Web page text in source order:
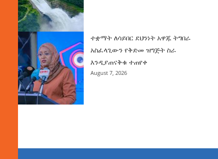
ተቋማት ለሳይበር ደህንነት አዋጁ ትግበራ
አስፈላጊውን የቅድመ ዝግጅት ስራ
እንዲያጠናቅቁ ተጠየቀ
August 7, 2026